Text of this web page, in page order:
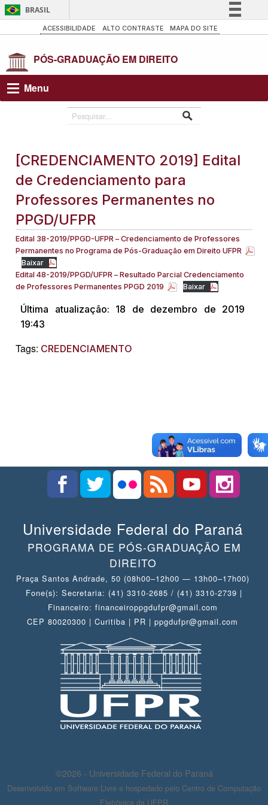
BRASIL
Simplifique!
Participe
Legislação
Canais
ACESSIBILIDADE ALTO CONTRASTE MAPA DO SITE
Menu
[CREDENCIAMENTO 2019] Edital
de Credenciamento para
Professores Permanentes no
PPGD/UFPR
Edital 38-2019/PPGD-UFPR – Credenciamento de Professores
Permanentes no Programa de Pós-Graduação em Direito UFPR
Baixar
Edital 48-2019/PPGD/UFPR – Resultado Parcial Credenciamento
de Professores Permanentes PPGD 2019
Baixar
Última atualização: 18 de dezembro de 2019
19:43
Tags: CREDENCIAMENTO
Universidade Federal do Paraná
PROGRAMA DE PÓS-GRADUAÇÃO EM
DIREITO
Praça Santos Andrade, 50 (08h00–12h00 — 13h00–17h00)
Fone(s): Secretaria: (41) 3310-2685 / (41) 3310-2739 |
Financeiro: financeiroppgdufpr@gmail.com
CEP 80020300 | Curitiba | PR | ppgdufpr@gmail.com
©2026 - Universidade Federal do Paraná
Desenvolvido em Software Livre e hospedado pelo Centro de Computação
Eletrônica da UFPR